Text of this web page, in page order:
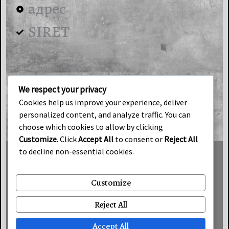
адрес
SIRET
Категории товаров
Гипсовая продукция
ART-Loft
Индустриальный свет
Условия продаж
Cookies
Политика конфиденциальности
We respect your privacy
Cookies help us improve your experience, deliver
personalized content, and analyze traffic. You can
choose which cookies to allow by clicking
Customize. ClickAccept All to consent or Reject All
to decline non-essential cookies.
Customize
Reject All
Accept All